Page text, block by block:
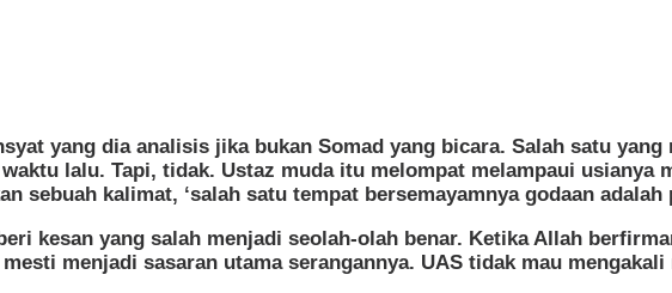
yang dia analisis jika bukan Somad yang bicara. Salah satu
lalu. Tapi, tidak. Ustaz muda itu melompat melampaui usianya
sebuah kalimat, ‘salah satu tempat bersemayamnya godaan adalah
kesan yang salah menjadi seolah-olah benar. Ketika Allah
menjadi sasaran utama serangannya. UAS tidak mau mengakali